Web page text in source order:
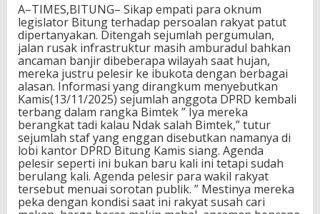
A–TIMES,BITUNG– Sikap empati para oknum
legislator Bitung terhadap persoalan rakyat patut
dipertanyakan. Ditengah sejumlah pergumulan,
jalan rusak infrastruktur masih amburadul bahkan
ancaman banjir dibeberapa wilayah saat hujan,
mereka justru pelesir ke ibukota dengan berbagai
alasan. Informasi yang dirangkum menyebutkan
Kamis(13/11/2025) sejumlah anggota DPRD kembali
terbang dalam rangka Bimtek ” Iya mereka
berangkat tadi kalau Ndak salah Bimtek,” tutur
sejumlah staf yang enggan disebutkan namanya di
lobi kantor DPRD Bitung Kamis siang. Agenda
pelesir seperti ini bukan baru kali ini tetapi sudah
berulang kali. Agenda pelesir para wakil rakyat
tersebut menuai sorotan publik. ” Mestinya mereka
peka dengan kondisi saat ini rakyat susah cari